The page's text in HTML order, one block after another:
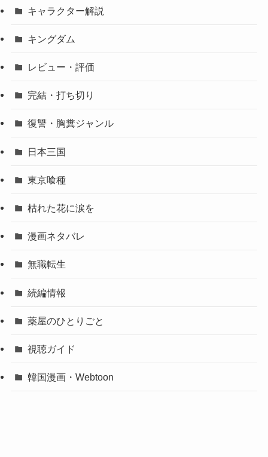
キャラクター解説
キングダム
レビュー・評価
完結・打ち切り
復讐・胸糞ジャンル
日本三国
東京喰種
枯れた花に涙を
漫画ネタバレ
無職転生
続編情報
薬屋のひとりごと
視聴ガイド
韓国漫画・Webtoon